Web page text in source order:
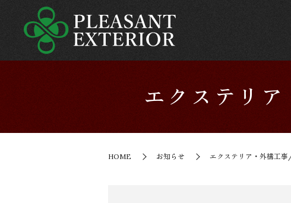
エクステリ
HOME お知らせ エクステリア・外構工事